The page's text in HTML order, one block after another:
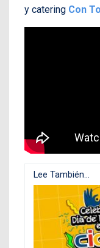
y catering Con
Lee También...